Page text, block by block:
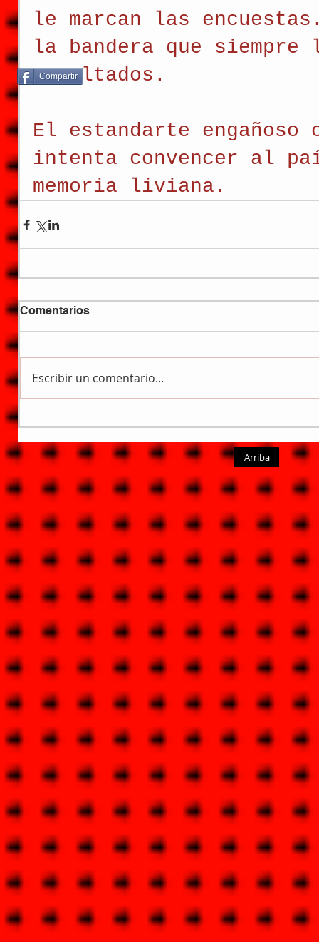
le marcan las
la bandera que
resultados.
El estandarte
intenta convencer al
memoria liviana.
Comentarios
Escribir un comentario...
Arriba
Compartir